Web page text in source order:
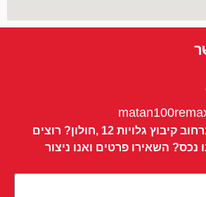
אהבתם את הנכס ברחוב קיבוץ גלויות 12 ,חולון? רוצים
נכס? השאירו פרטים ואנו ניצור